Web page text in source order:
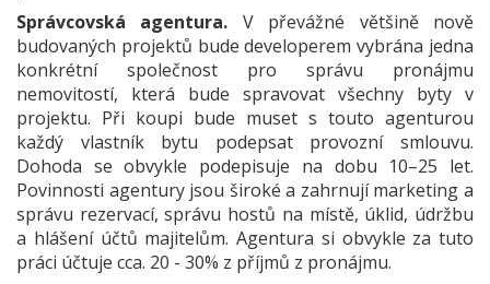
Správcovská agentura. V převážné většině nově
budovaných projektů bude developerem vybrána jedna
konkrétní společnost pro správu pronájmu
nemovitostí, která bude spravovat všechny byty v
projektu. Při koupi bude muset s touto agenturou
každý vlastník bytu podepsat provozní smlouvu.
Dohoda se obvykle podepisuje na dobu 10–25 let.
Povinnosti agentury jsou široké a zahrnují marketing a
správu rezervací, správu hostů na místě, úklid, údržbu
a hlášení účtů majitelům. Agentura si obvykle za tuto
práci účtuje cca. 20 - 30% z příjmů z pronájmu.